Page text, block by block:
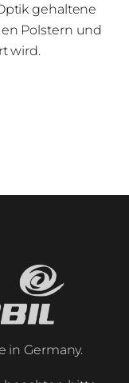
gehaltene
Polstern und
wird.
in Germany.